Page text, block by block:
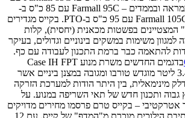
75 כ"ס ב-PTO, זהה במראה ובממדים – Farmall 95C עם 85 כ"ס ב-
PTO והחזק בהיצע – Farmall 105C עם 95 כ"ס ב-PTO. בקייס מגדירים
המצטיינים בפשטות מכאנית (יחסית), קלות
משימות במשקים בינוניים וגדולים, בעיקר
להתאמה כבר ברמת התכנון לעבודה עם כף.
בדגמים החדשים משרת מנוע Case IH FPT
ארבע-צילינדרי בנפח 3.4 ליטר מוגדש טורבו ומגובה במצנן ביניים אשר
מינימאלית, בין היתר הודות למערכת הזרקה
ותכנון חדש של תאי השריפה במנוע. על
– בקייס טרם פרסמו מחירים מדויקים
– משתמשת הסדרה בתיבת הילוכים מוכרת מ"המדף" של קייס, עם 12